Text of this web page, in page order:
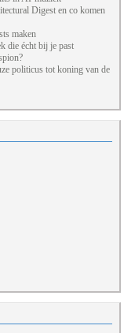
Digest en co komen
maken
die écht bij je past
politicus tot koning van de